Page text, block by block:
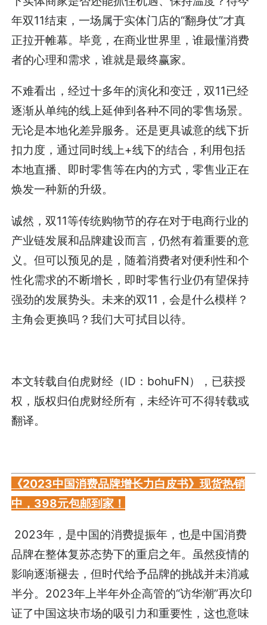
年双11结束，一场属于实体门店的“翻身仗”才真
正拉开帷幕。毕竟，在商业世界里，谁最懂消费
者的心理和需求，谁就是最终赢家。
不难看出，经过十多年的演化和变迁，双11已经
逐渐从单纯的线上延伸到各种不同的零售场景。
无论是本地化差异服务。还是更具诚意的线下折
扣力度，通过同时线上+线下的结合，利用包括
本地直播、即时零售等在内的方式，零售业正在
焕发一种新的升级。
诚然，双11等传统购物节的存在对于电商行业的
产业链发展和品牌建设而言，仍然有着重要的意
义。但可以预见的是，随着消费者对便利性和个
性化需求的不断增长，即时零售行业仍有望保持
强劲的发展势头。未来的双11，会是什么模样？
主角会更换吗？我们大可拭目以待。
本文转载自伯虎财经（ID：bohuFN），已获授
权，版权归伯虎财经所有，未经许可不得转载或
翻译。
《2023中国消费品牌增长力白皮书》现货热销
中，398元包邮到家！
2023年，是中国的消费提振年，也是中国消费
品牌在整体复苏态势下的重启之年。虽然疫情的
影响逐渐褪去，但时代给予品牌的挑战并未消减
半分。2023年上半年外企高管的“访华潮”再次印
证了中国这块市场的吸引力和重要性，这也意味